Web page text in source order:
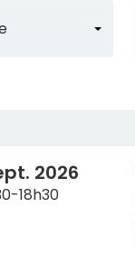
2026
18h30